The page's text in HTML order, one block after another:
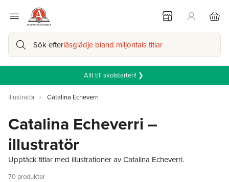
Sök efterläsglädje bland miljontals titlar
Allt till skolstarten! ❯
Illustratör Catalina Echeverri
Catalina Echeverri –
illustratör
Upptäck titlar med illustrationer av Catalina Echeverri.
70 produkter